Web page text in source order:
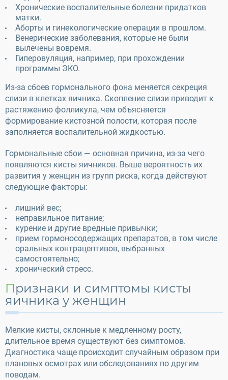
Хронические воспалительные болезни придатков
матки.
Аборты и гинекологические операции в прошлом.
Венерические заболевания, которые не были
вылечены вовремя.
Гиперовуляция, например, при прохождении
программы ЭКО.
Из-за сбоев гормонального фона меняется секреция
слизи в клетках яичника. Скопление слизи приводит к
растяжению фолликула, чем объясняется
формирование кистозной полости, которая после
заполняется воспалительной жидкостью.
Гормональные сбои — основная причина, из-за чего
появляются кисты яичников. Выше вероятность их
развития у женщин из групп риска, когда действуют
следующие факторы:
лишний вес;
неправильное питание;
курение и другие вредные привычки;
прием гормоносодержащих препаратов, в том числе
оральных контрацептивов, выбранных
самостоятельно;
хронический стресс.
Признаки и симптомы кисты
яичника у женщин
Мелкие кисты, склонные к медленному росту,
длительное время существуют без симптомов.
Диагностика чаще происходит случайным образом при
плановых осмотрах или обследованиях по другим
поводам.